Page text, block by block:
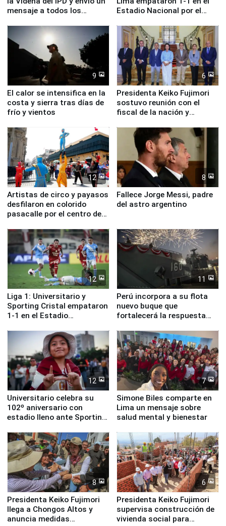
mensaje a todos los
Estadio Nacional por el
9
El calor se intensifica en la
costa y sierra tras días de
frío y vientos
6
Presidenta Keiko Fujimori
sostuvo reunión con el
fiscal de la nación y
12
Artistas de circo y payasos
desfilaron en colorido
pasacalle por el centro de
8
Fallece Jorge Messi, padre
del astro argentino
12
Liga 1: Universitario y
Sporting Cristal empataron
1-1 en el Estadio
11
Perú incorpora a su flota
nuevo buque que
fortalecerá la respuesta
12
Universitario celebra su
102º aniversario con
estadio lleno ante Sporting
7
Simone Biles comparte en
Lima un mensaje sobre
salud mental y bienestar
8
Presidenta Keiko Fujimori
llega a Chongos Altos y
anuncia medidas
6
Presidenta Keiko Fujimori
supervisa construcción de
vivienda social para